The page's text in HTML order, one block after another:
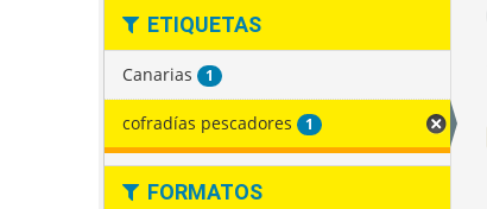
ETIQUETAS
Canarias 1
cofradías pescadores 1
FORMATOS